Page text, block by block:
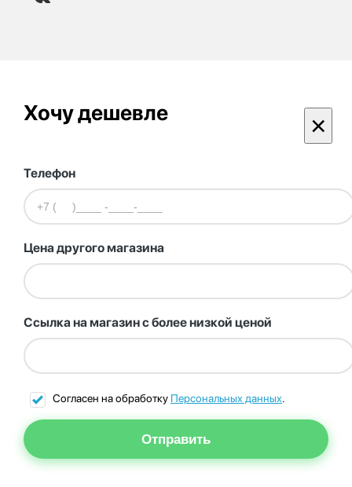
Хочу дешевле ×
Телефон
Цена другого магазина
Ссылка на магазин с более низкой ценой
Согласен на обработку Персональных данных.
Отправить